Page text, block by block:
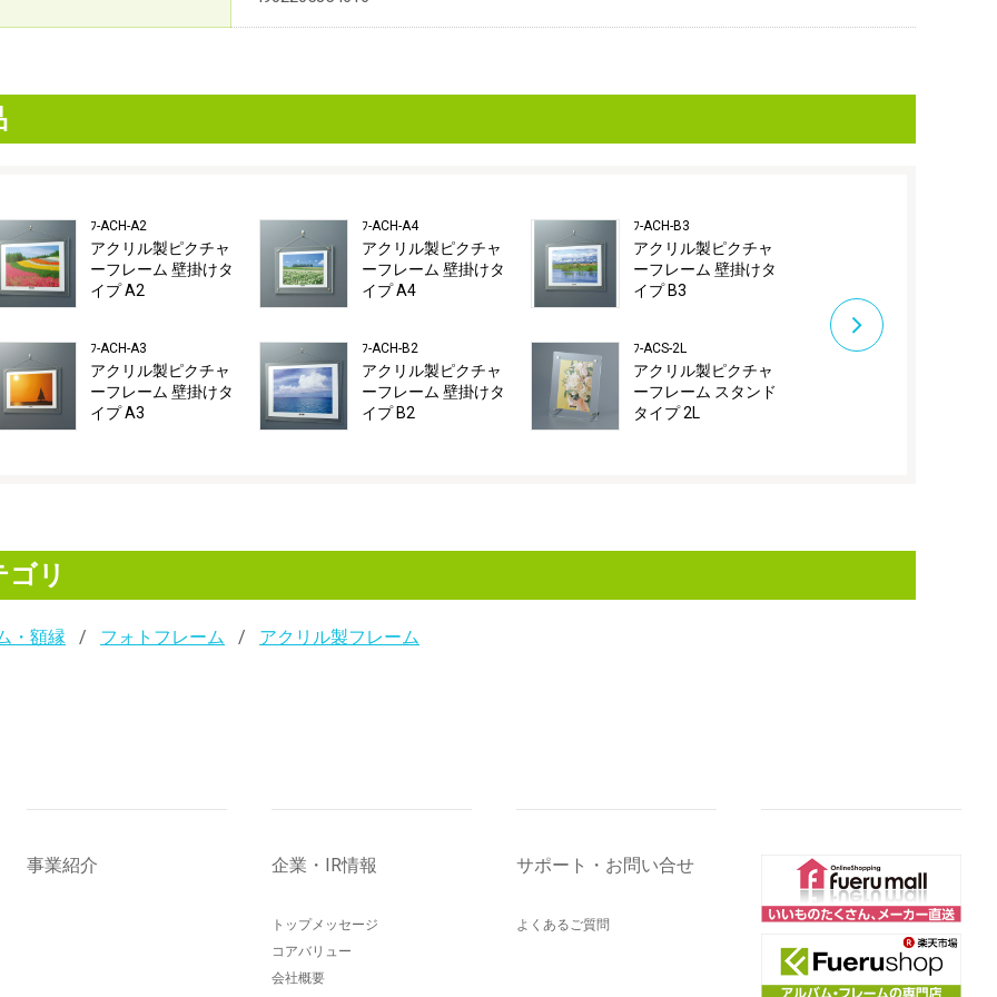
ﾌ-ACH-A2
アクリル製ピクチャ
ーフレーム 壁掛けタ
イプ A2
ﾌ-ACH-A3
アクリル製ピクチャ
ーフレーム 壁掛けタ
イプ A3
ﾌ-ACH-A4
アクリル製ピクチャ
ーフレーム 壁掛けタ
イプ A4
ﾌ-ACH-B2
アクリル製ピクチャ
ーフレーム 壁掛けタ
イプ B2
ﾌ-ACH-B3
アクリル製ピクチャ
ーフレーム 壁掛けタ
イプ B3
ﾌ-ACS-2L
アクリル製ピクチャ
ーフレーム スタンド
タイプ 2L
リ
・額縁 フォトフレーム アクリル製フレーム
事業紹介 企業・IR情報
トップメッセージ
コアバリュー
会社概要
サポート・お問い合せ
よくあるご質問